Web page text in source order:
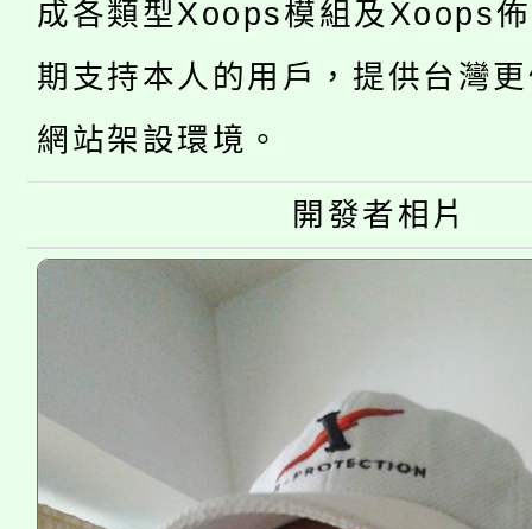
田徑場及游泳池舉行。
桃園市低收入戶享有免
視費優惠，中低收入戶
半價優惠，詳情可洽有
大園自造教育及科技中
份教師增能研習
大溪自造教育及科技中
份教師研習
淨零綠生活教案入校路
會
115年食農教育專業人
成各類型Xoops模組及Xoops
期支持本人的用戶，提供台灣
網站架設環境。
開發者相片